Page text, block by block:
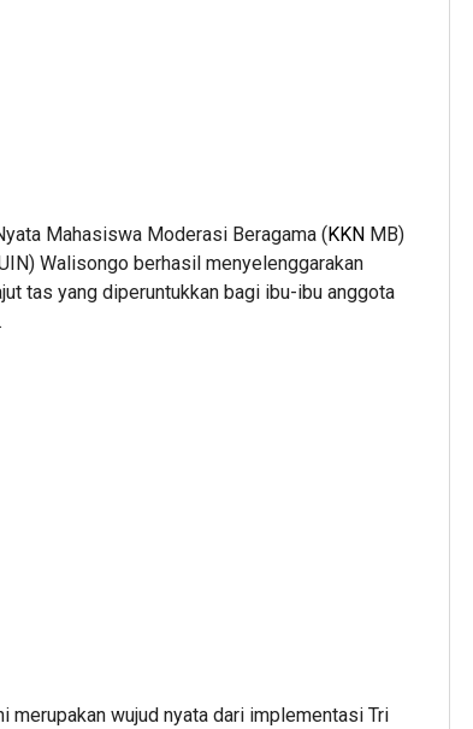
Mahasiswa Moderasi Beragama (KKN MB)
Walisongo berhasil menyelenggarakan
tas yang diperuntukkan bagi ibu-ibu anggota
wujud nyata dari implementasi Tri